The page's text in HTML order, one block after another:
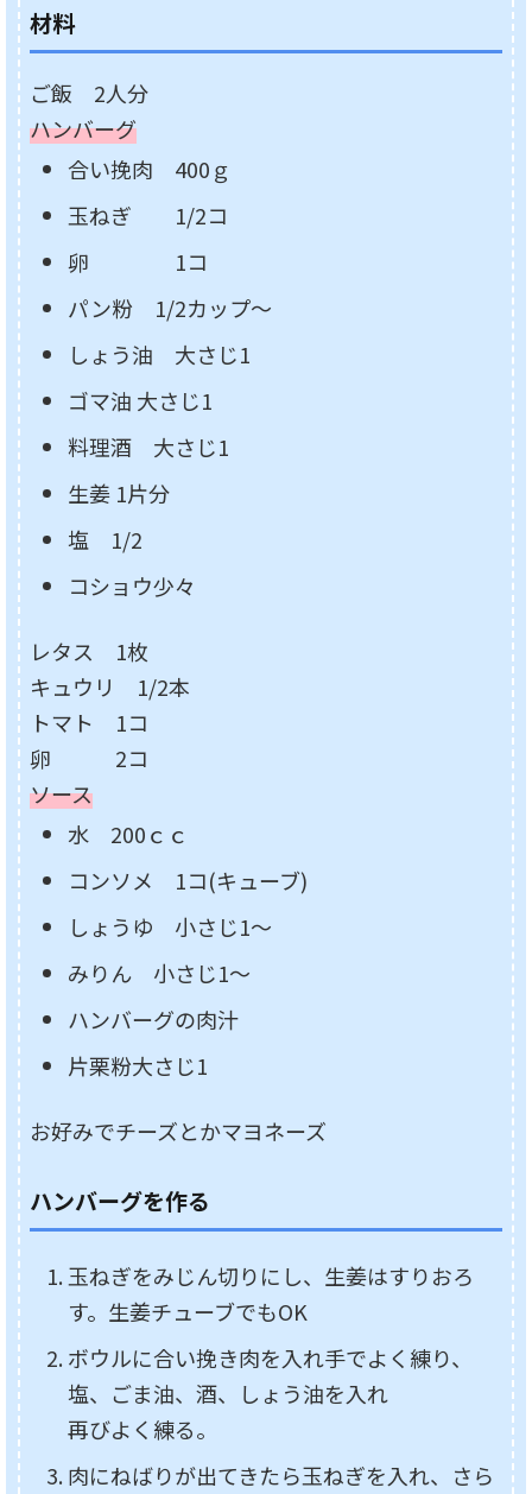
材料
ご飯 2人分
ハンバーグ
合い挽肉 400ｇ
玉ねぎ 1/2コ
卵 1コ
パン粉 1/2カップ～
しょう油 大さじ1
ゴマ油 大さじ1
料理酒 大さじ1
生姜 1片分
塩 1/2
コショウ少々
レタス 1枚
キュウリ 1/2本
トマト 1コ
卵 2コ
ソース
水 200ｃｃ
コンソメ 1コ(キューブ)
しょうゆ 小さじ1～
みりん 小さじ1～
ハンバーグの肉汁
片栗粉大さじ1
お好みでチーズとかマヨネーズ
ハンバーグを作る
玉ねぎをみじん切りにし、生姜はすりおろ
す。生姜チューブでもOK
ボウルに合い挽き肉を入れ手でよく練り、
塩、ごま油、酒、しょう油を入れ
再びよく練る。
肉にねばりが出てきたら玉ねぎを入れ、さら